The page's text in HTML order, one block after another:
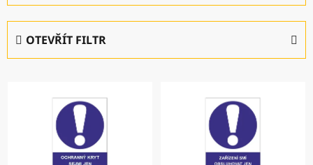
z
OTEVŘÍT FILTR